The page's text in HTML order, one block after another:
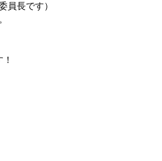
員長です）